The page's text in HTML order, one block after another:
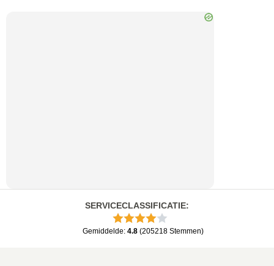
SERVICECLASSIFICATIE:
Gemiddelde: 4.8 (205218 Stemmen)